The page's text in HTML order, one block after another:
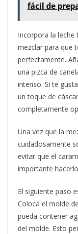
fácil de
Incorpora la leche
mezclar para que
perfectamente.
una pizca de
intenso. Si te
un toque de
completamente
Una vez que la
cuidadosamente
evitar que el
importante
El siguiente paso
Coloca el molde
pueda contener
del molde. Esto